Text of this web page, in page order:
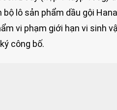
lô sản phẩm dầu gội
vi phạm giới hạn vi sinh
công bố.